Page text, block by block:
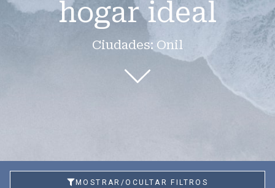
hogar ideal
Ciudades: Onil
MOSTRAR/OCULTAR FILTROS